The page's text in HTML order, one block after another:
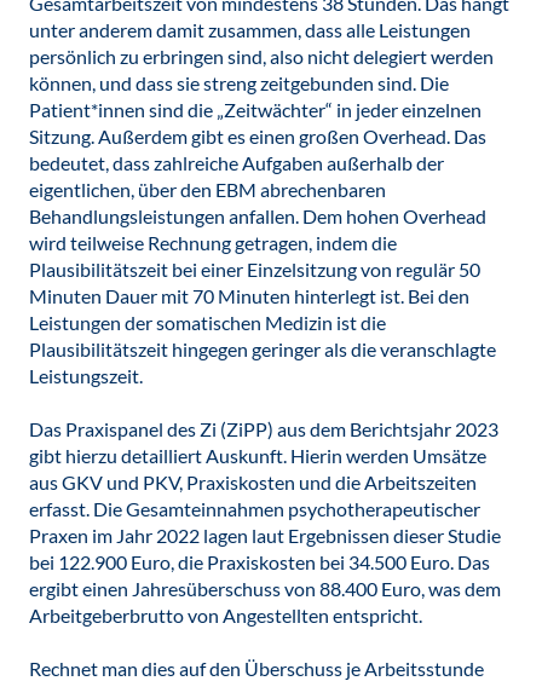
unter anderem damit zusammen, dass alle Leistungen
persönlich zu erbringen sind, also nicht delegiert werden
können, und dass sie streng zeitgebunden sind. Die
Patient*innen sind die „Zeitwächter“ in jeder einzelnen
Sitzung. Außerdem gibt es einen großen Overhead. Das
bedeutet, dass zahlreiche Aufgaben außerhalb der
eigentlichen, über den EBM abrechenbaren
Behandlungsleistungen anfallen. Dem hohen Overhead
wird teilweise Rechnung getragen, indem die
Plausibilitätszeit bei einer Einzelsitzung von regulär 50
Minuten Dauer mit 70 Minuten hinterlegt ist. Bei den
Leistungen der somatischen Medizin ist die
Plausibilitätszeit hingegen geringer als die veranschlagte
Leistungszeit.
Das Praxispanel des Zi (ZiPP) aus dem Berichtsjahr 2023
gibt hierzu detailliert Auskunft. Hierin werden Umsätze
aus GKV und PKV, Praxiskosten und die Arbeitszeiten
erfasst. Die Gesamteinnahmen psychotherapeutischer
Praxen im Jahr 2022 lagen laut Ergebnissen dieser Studie
bei 122.900 Euro, die Praxiskosten bei 34.500 Euro. Das
ergibt einen Jahresüberschuss von 88.400 Euro, was dem
Arbeitgeberbrutto von Angestellten entspricht.
Rechnet man dies auf den Überschuss je Arbeitsstunde